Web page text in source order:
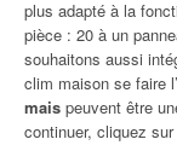
plus adapté à la
pièce : 20 à un
souhaitons aussi
clim maison se faire
mais peuvent être
continuer, cliquez